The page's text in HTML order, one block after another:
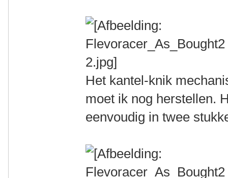
Het kantel-knik
moet ik nog herstellen.
eenvoudig in twee